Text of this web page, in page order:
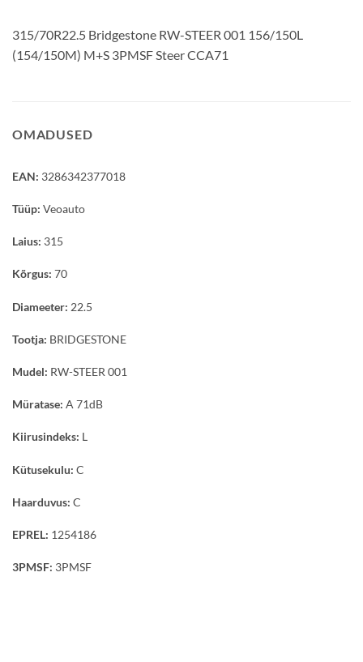
315/70R22.5 Bridgestone RW-STEER 001 156/150L
(154/150M) M+S 3PMSF Steer CCA71
OMADUSED
EAN: 3286342377018
Tüüp: Veoauto
Laius: 315
Kõrgus: 70
Diameeter: 22.5
Tootja: BRIDGESTONE
Mudel: RW-STEER 001
Müratase: A 71dB
Kiirusindeks: L
Kütusekulu: C
Haarduvus: C
EPREL: 1254186
3PMSF: 3PMSF